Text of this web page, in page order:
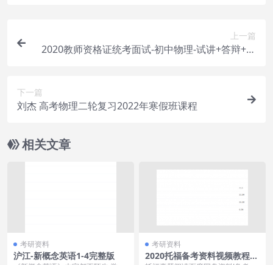
上一篇
2020教师资格证统考面试-初中物理-试讲+答辩+结
下一篇
刘杰 高考物理二轮复习2022年寒假班课程
相关文章
考研资料
沪江-新概念英语1-4完整版
考研资料
2020托福备考资料视频教程，